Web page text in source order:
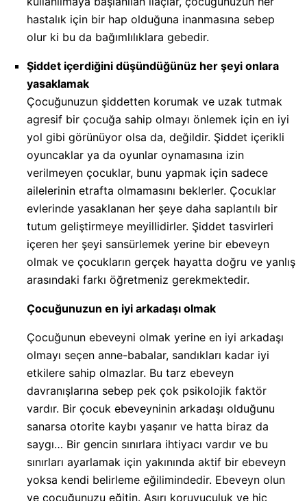
hastalık için bir hap olduğuna inanmasına sebep
olur ki bu da bağımlılıklara gebedir.
Şiddet içerdiğini düşündüğünüz her şeyi onlara
yasaklamak
Çocuğunuzun şiddetten korumak ve uzak tutmak
agresif bir çocuğa sahip olmayı önlemek için en iyi
yol gibi görünüyor olsa da, değildir. Şiddet içerikli
oyuncaklar ya da oyunlar oynamasına izin
verilmeyen çocuklar, bunu yapmak için sadece
ailelerinin etrafta olmamasını beklerler. Çocuklar
evlerinde yasaklanan her şeye daha saplantılı bir
tutum geliştirmeye meyillidirler. Şiddet tasvirleri
içeren her şeyi sansürlemek yerine bir ebeveyn
olmak ve çocukların gerçek hayatta doğru ve yanlış
arasındaki farkı öğretmeniz gerekmektedir.
Çocuğunuzun en iyi arkadaşı olmak
Çocuğunun ebeveyni olmak yerine en iyi arkadaşı
olmayı seçen anne-babalar, sandıkları kadar iyi
etkilere sahip olmazlar. Bu tarz ebeveyn
davranışlarına sebep pek çok psikolojik faktör
vardır. Bir çocuk ebeveyninin arkadaşı olduğunu
sanarsa otorite kaybı yaşanır ve hatta biraz da
saygı… Bir gencin sınırlara ihtiyacı vardır ve bu
sınırları ayarlamak için yakınında aktif bir ebeveyn
yoksa kendi belirleme eğilimindedir. Ebeveyn olun
ve çocuğunuzu eğitin. Aşırı koruyuculuk ve hiç